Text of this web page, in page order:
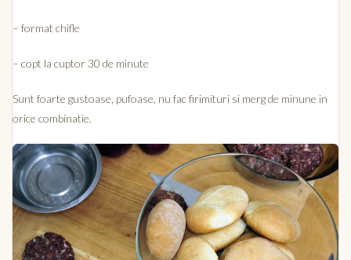
– format chifle
– copt la cuptor 30 de minute
Sunt foarte gustoase, pufoase, nu fac firimituri si merg de minune in
orice combinatie.